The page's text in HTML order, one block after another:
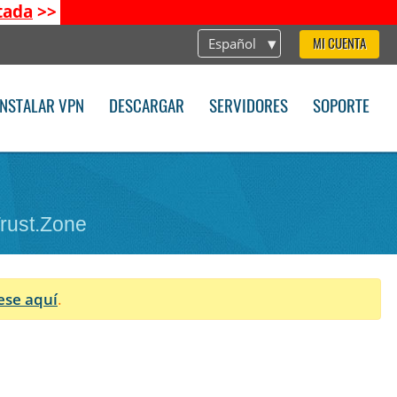
>>
Español MI CUENTA
INSTALAR VPN DESCARGAR SERVIDORES SOPORTE
aquí.